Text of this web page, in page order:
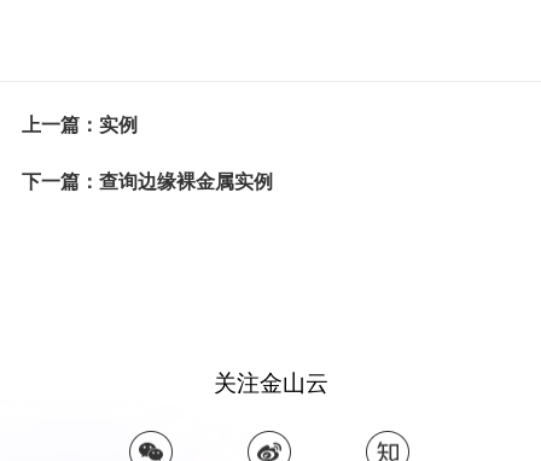
上一篇：实例
下一篇：查询边缘裸金属实例
关注金山云